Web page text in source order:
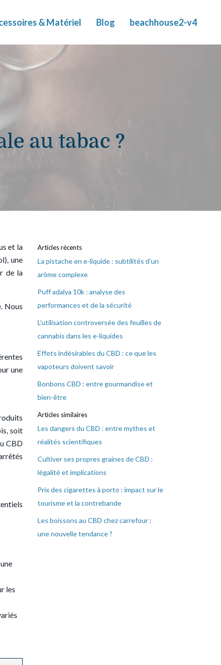
& Matériel Blog beachhouse2-v4
au tabac ?
et la
une
de la
Nous
une
soit
CBD
les
Articles récents
La pistache en e-liquide : subtilités d’un
arôme complexe
Puff adalya 10k : analyse des
performances et de la sécurité
L’utilisation controversée des feuilles de
cannabis dans les e-liquides
Effets indésirables du CBD : ce que les
vapoteurs doivent savoir
Bonbons CBD : entre gourmandise et
bien-être
Articles similaires
Les dangers du CBD : entre mythes et
réalités scientifiques
Cultiver ses propres graines de CBD :
légalité et implications
Prix des cigarettes à porto : impact sur le
tourisme et la contrebande
Les boissons au CBD chez carrefour :
une nouvelle tendance ?